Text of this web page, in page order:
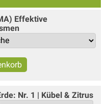
Effektive
Nr. 1 | Kübel & Zitrus